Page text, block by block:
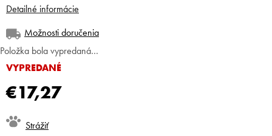
€17,27
Jednotková
cena:
VYPREDANÉ
Možnosti doručenia
Položka bola vypredaná…
Detailné informácie
Strážiť